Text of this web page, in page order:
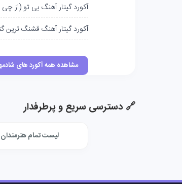
آکورد گیتار آهنگ بی تو (از
آکورد گیتار آهنگ قشنگ‌ ترین
مشاهده همه آکورد های
🔗 دسترسی سریع و پرطرفدار
لیست تمام هنرمندان